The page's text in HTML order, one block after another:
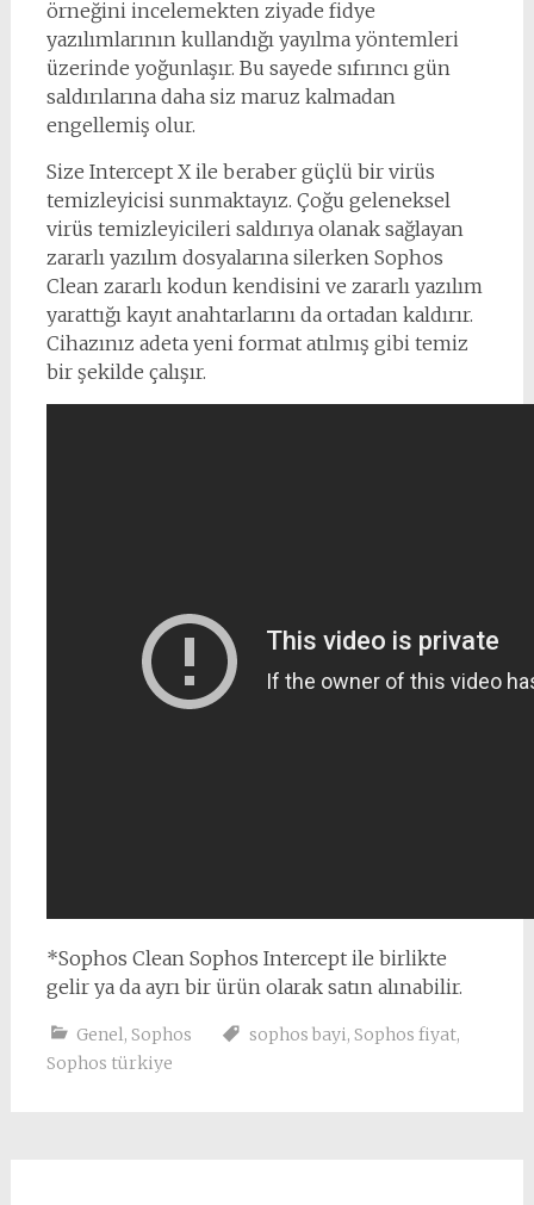
örneğini incelemekten ziyade fidye
yazılımlarının kullandığı yayılma yöntemleri
üzerinde yoğunlaşır. Bu sayede sıfırıncı gün
saldırılarına daha siz maruz kalmadan
engellemiş olur.
Size Intercept X ile beraber güçlü bir virüs
temizleyicisi sunmaktayız. Çoğu geleneksel
virüs temizleyicileri saldırıya olanak sağlayan
zararlı yazılım dosyalarına silerken Sophos
Clean zararlı kodun kendisini ve zararlı yazılım
yarattığı kayıt anahtarlarını da ortadan kaldırır.
Cihazınız adeta yeni format atılmış gibi temiz
bir şekilde çalışır.
*Sophos Clean Sophos Intercept ile birlikte
gelir ya da ayrı bir ürün olarak satın alınabilir.
Genel, Sophos sophos bayi, Sophos fiyat,
Sophos türkiye